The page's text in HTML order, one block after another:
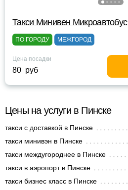
Такси Минивен Микроавтобус
ПО ГОРОДУ МЕЖГОРОД
Цена посадки
80 руб
Цены на услуги в Пинске
такси с доставкой в Пинске
такси минивэн в Пинске
такси междугороднее в Пинске
такси в аэропорт в Пинске
такси бизнес класс в Пинске